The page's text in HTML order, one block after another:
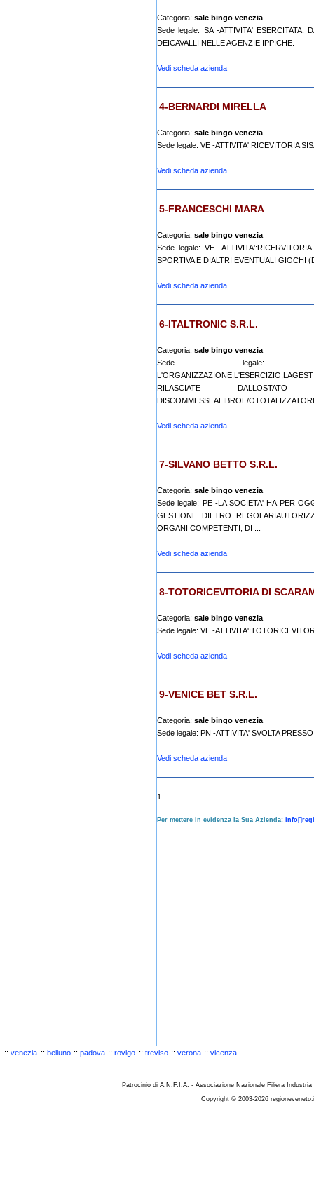
Categoria: sale bingo venezia
Sede legale: SA -ATTIVITA' ESERCITATA:
DEICAVALLI NELLE AGENZIE IPPICHE.
Vedi scheda azienda
4-BERNARDI MIRELLA
Categoria: sale bingo venezia
Sede legale: VE -ATTIVITA':RICEVITORIA
Vedi scheda azienda
5-FRANCESCHI MARA
Categoria: sale bingo venezia
Sede legale: VE -
SPORTIVA E DIALTRI EVENTUALI GIOCHI
Vedi scheda azienda
6-ITALTRONIC S.R.L.
Categoria: sale bingo venezia
Sede legale:
RILASCIATE
DISCOMMESSEALIBROE/
Vedi scheda azienda
7-SILVANO BETTO S.R.L.
Categoria: sale bingo venezia
Sede legale: PE -LA SOCIETA' HA PER
GESTIONE DIETRO
ORGANI COMPETENTI, DI ...
Vedi scheda azienda
8-TOTORICEVITORIA DI
Categoria: sale bingo venezia
Sede legale: VE -
Vedi scheda azienda
9-VENICE BET S.R.L.
Categoria: sale bingo venezia
Sede legale: PN -ATTIVITA' SVOLTA
Vedi scheda azienda
1
Per mettere in evidenza la Sua Azienda:
:: venezia :: belluno :: padova :: rovigo :: treviso :: verona :: vicenza
Patrocinio di A.N.F.I.A. - Associazione Nazionale Filiera
Copyright © 2003-2026